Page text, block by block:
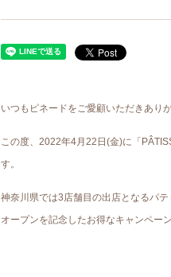
いつもピネードをご愛顧いただきあり
この度、2022年4月22日(金)に「
す。
神奈川県では3店舗目の出店となるパテ
オープンを記念したお得なキャンペー